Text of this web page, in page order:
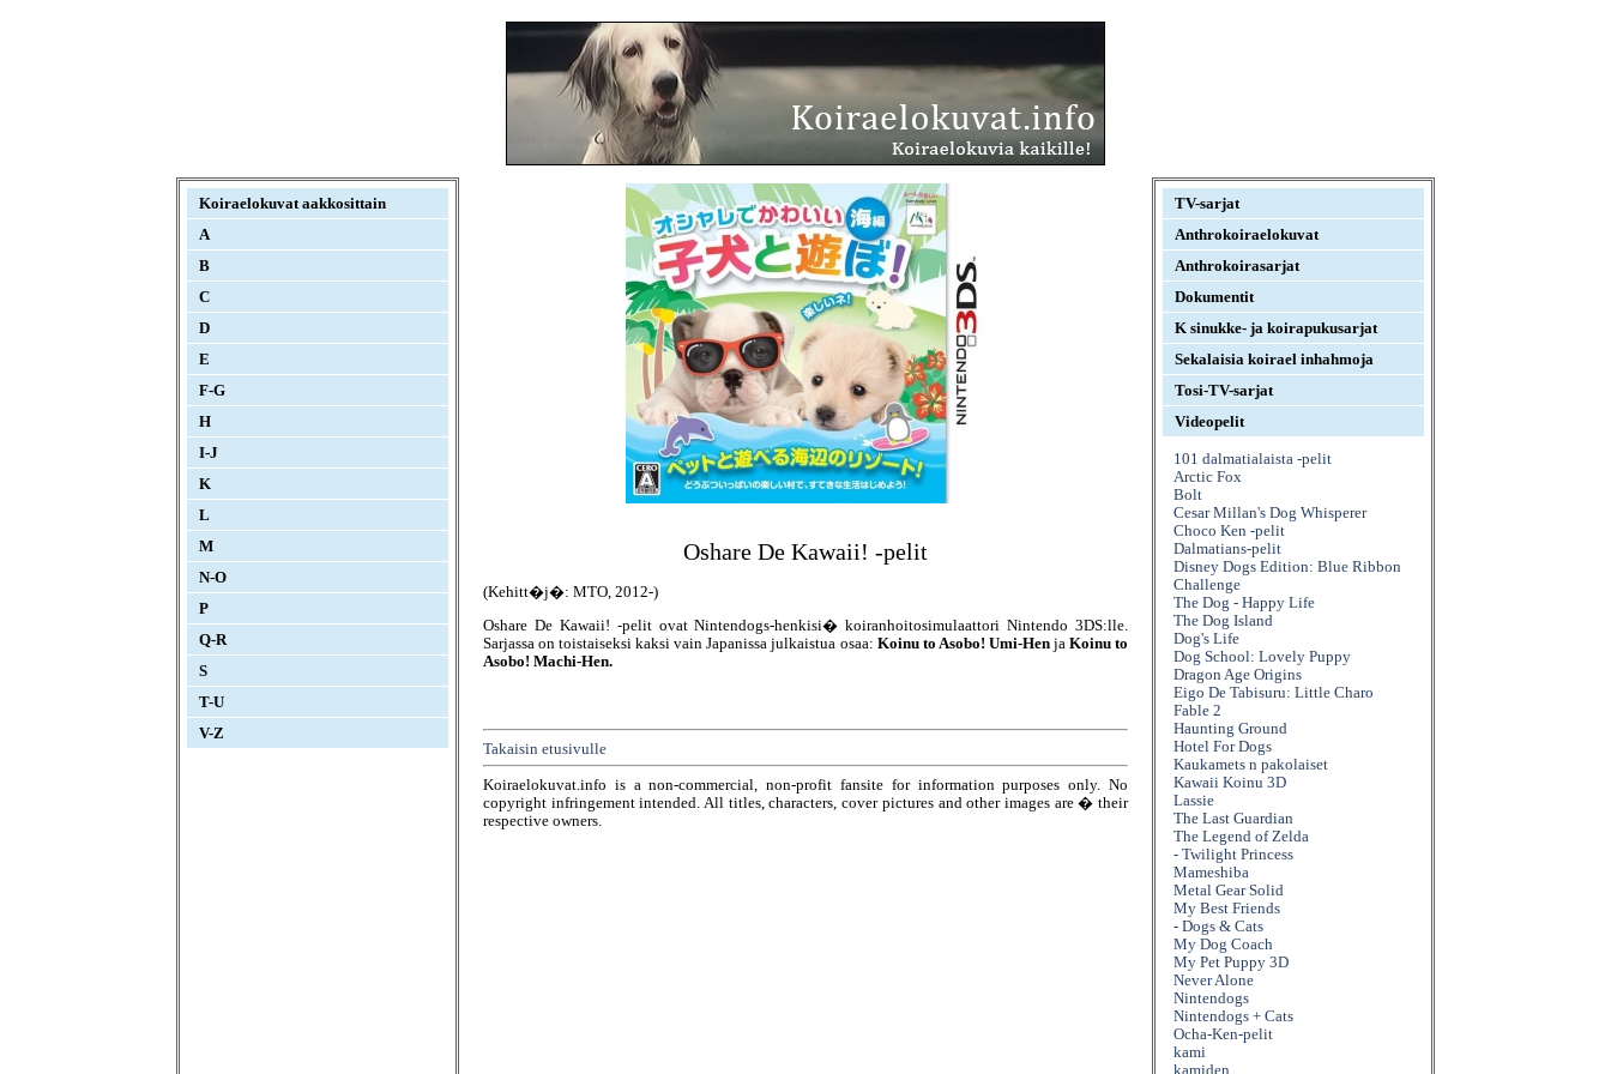
Koiraelokuvat aakkosittain
A
B
C
D
E
F-G
H
I-J
K
L
M
N-O
P
Q-R
S
T-U
V-Z
TV-sarjat
Anthrokoiraelokuvat
Anthrokoirasarjat
Dokumentit
K sinukke- ja koirapukusarjat
Sekalaisia koirael inhahmoja
Tosi-TV-sarjat
Videopelit
101 dalmatialaista -pelit
Arctic Fox
Bolt
Cesar Millan's Dog Whisperer
Choco Ken -pelit
Dalmatians-pelit
Disney Dogs Edition: Blue Ribbon
Challenge
The Dog - Happy Life
The Dog Island
Dog's Life
Dog School: Lovely Puppy
Dragon Age Origins
Eigo De Tabisuru: Little Charo
Fable 2
Haunting Ground
Hotel For Dogs
Kaukamets n pakolaiset
Kawaii Koinu 3D
Lassie
The Last Guardian
The Legend of Zelda
- Twilight Princess
Mameshiba
Metal Gear Solid
My Best Friends
- Dogs & Cats
My Dog Coach
My Pet Puppy 3D
Never Alone
Nintendogs
Nintendogs + Cats
Ocha-Ken-pelit
kami
kamiden
Oshare De Kawaii! -pelit
(Kehitt�j�: MTO, 2012-)
Oshare De Kawaii! -pelit ovat Nintendogs-henkisi� koiranhoitosimulaattori Nintendo 3DS:lle.
Sarjassa on toistaiseksi kaksi vain Japanissa julkaistua osaa: Koinu to Asobo! Umi-Henja Koinu to
Asobo! Machi-Hen.
Takaisin etusivulle
Koiraelokuvat.info is a non-commercial, non-profit fansite for information purposes only. No
copyright infringement intended. All titles, characters, cover pictures and other images are � their
respective owners.